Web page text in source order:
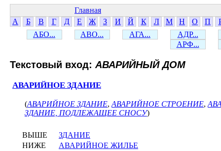
Главная
А
Б В Г Д Е Ж З И Й К Л М Н О П
АБО...
АВО... АГА...
АДР...
АРФ...
Текстовый вход: АВАРИЙНЫЙ ДОМ
АВАРИЙНОЕ ЗДАНИЕ
(АВАРИЙНОЕ ЗДАНИЕ, АВАРИЙНОЕ СТРОЕНИЕ,
ЗДАНИЕ, ПОДЛЕЖАЩЕЕ СНОСУ)
ВЫШЕ
ЗДАНИЕ
НИЖЕ
АВАРИЙНОЕ ЖИЛЬЕ